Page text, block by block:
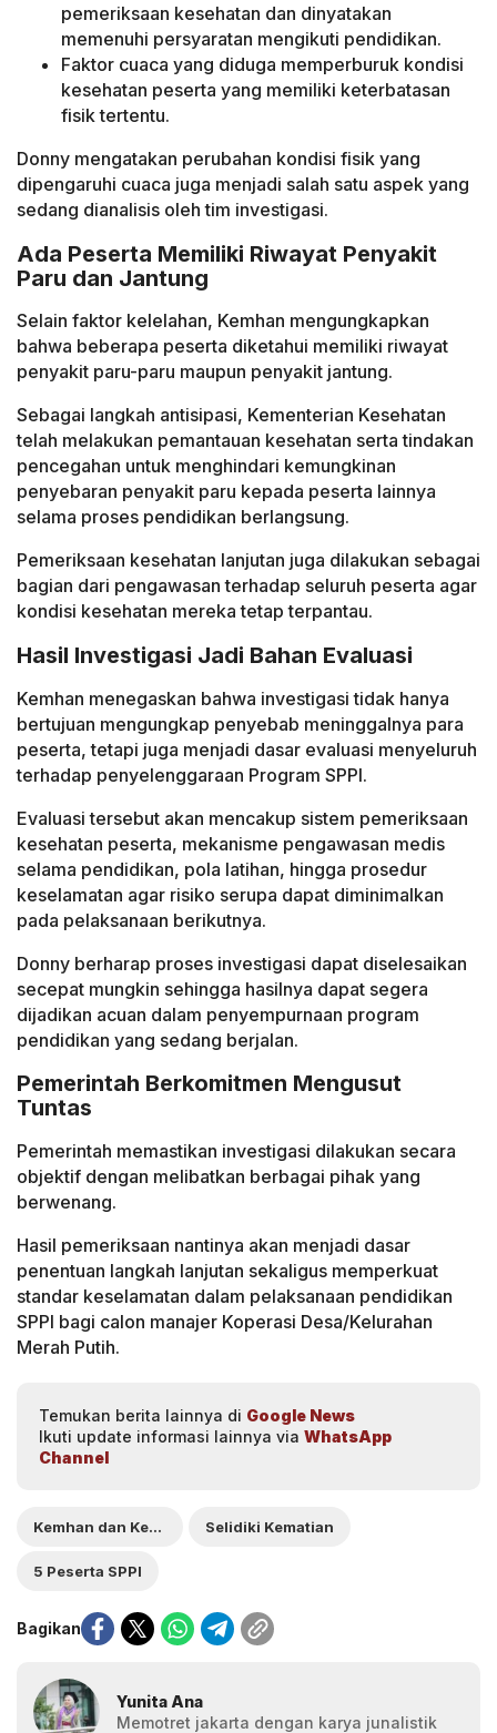
pemeriksaan kesehatan dan dinyatakan
memenuhi persyaratan mengikuti pendidikan.
Faktor cuaca yang diduga memperburuk kondisi
kesehatan peserta yang memiliki keterbatasan
fisik tertentu.
Donny mengatakan perubahan kondisi fisik yang
dipengaruhi cuaca juga menjadi salah satu aspek yang
sedang dianalisis oleh tim investigasi.
Ada Peserta Memiliki Riwayat Penyakit
Paru dan Jantung
Selain faktor kelelahan, Kemhan mengungkapkan
bahwa beberapa peserta diketahui memiliki riwayat
penyakit paru-paru maupun penyakit jantung.
Sebagai langkah antisipasi, Kementerian Kesehatan
telah melakukan pemantauan kesehatan serta tindakan
pencegahan untuk menghindari kemungkinan
penyebaran penyakit paru kepada peserta lainnya
selama proses pendidikan berlangsung.
Pemeriksaan kesehatan lanjutan juga dilakukan sebagai
bagian dari pengawasan terhadap seluruh peserta agar
kondisi kesehatan mereka tetap terpantau.
Hasil Investigasi Jadi Bahan Evaluasi
Kemhan menegaskan bahwa investigasi tidak hanya
bertujuan mengungkap penyebab meninggalnya para
peserta, tetapi juga menjadi dasar evaluasi menyeluruh
terhadap penyelenggaraan Program SPPI.
Evaluasi tersebut akan mencakup sistem pemeriksaan
kesehatan peserta, mekanisme pengawasan medis
selama pendidikan, pola latihan, hingga prosedur
keselamatan agar risiko serupa dapat diminimalkan
pada pelaksanaan berikutnya.
Donny berharap proses investigasi dapat diselesaikan
secepat mungkin sehingga hasilnya dapat segera
dijadikan acuan dalam penyempurnaan program
pendidikan yang sedang berjalan.
Pemerintah Berkomitmen Mengusut
Tuntas
Pemerintah memastikan investigasi dilakukan secara
objektif dengan melibatkan berbagai pihak yang
berwenang.
Hasil pemeriksaan nantinya akan menjadi dasar
penentuan langkah lanjutan sekaligus memperkuat
standar keselamatan dalam pelaksanaan pendidikan
SPPI bagi calon manajer Koperasi Desa/Kelurahan
Merah Putih.
Temukan berita lainnya di Google News
Ikuti update informasi lainnya via WhatsApp
Channel
Kemhan dan Kemenkes Selidiki Kematian
5 Peserta SPPI
Bagikan
Yunita Ana
Memotret jakarta dengan karya junalistik